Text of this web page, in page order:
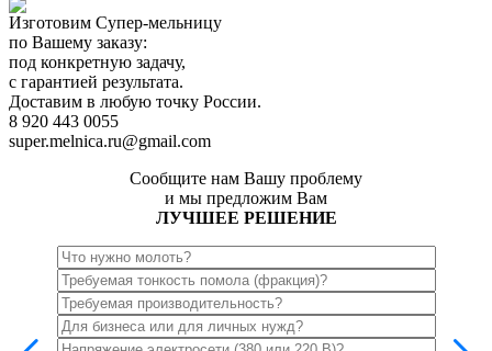
Изготовим Супер-мельницу
по Вашему заказу:
под конкретную задачу,
с гарантией результата.
Доставим в любую точку России.
8 920 443 0055
super.melnica.ru@gmail.com
Сообщите нам Вашу проблему
и мы предложим Вам
ЛУЧШЕЕ РЕШЕНИЕ